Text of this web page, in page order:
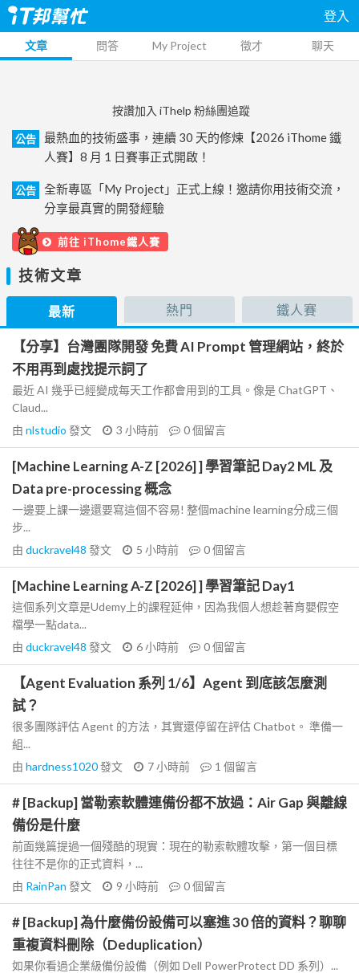
登入
文章 問答 My Project 徵才 聊天
按讚加入 iThelp 粉絲團追蹤
公告
最熱血的技術盛事，連續 30 天的修煉【2026 iThome 鐵
人賽】8 月 1 日賽事正式開啟！
公告
全新專區「My Project」正式上線！邀請你用技術交流，
分享最真實的開發經驗
前往 iThome鐵人賽
技術文章
最新 熱門 鐵人賽
【分享】台灣團隊開發 免費 AI Prompt 管理網站，終於
不用再到處找提示詞了
最近 AI 幾乎已經變成每天工作都會用到的工具。像是 ChatGPT、
Claud...
由 nlstudio 發文 3 小時前 0個留言
[Machine Learning A-Z [2026] ] 學習筆記 Day2 ML 及
Data pre-processing 概念
一邊要上課一邊還要寫這個不容易! 整個machine learning分成三個
步...
由 duckravel48 發文 5 小時前 0個留言
[Machine Learning A-Z [2026] ] 學習筆記 Day1
這個系列文章是Udemy上的課程延伸，因為我個人想趁著育嬰假空
檔學一點data...
由 duckravel48 發文 6 小時前 0個留言
【Agent Evaluation 系列 1/6】Agent 到底該怎麼測
試？
很多團隊評估 Agent 的方法，其實還停留在評估 Chatbot。 準備一
組...
由 hardness1020發文 7 小時前 1 個留言
# [Backup] 當勒索軟體連備份都不放過：Air Gap 與離線
備份是什麼
前面幾篇提過一個殘酷的現實：現在的勒索軟體攻擊，第一個目標
往往不是你的正式資料，...
由 RainPan 發文 9 小時前 0個留言
# [Backup] 為什麼備份設備可以塞進 30 倍的資料？聊聊
重複資料刪除（Deduplication）
如果你看過企業級備份設備（例如 Dell PowerProtect DD 系列）...